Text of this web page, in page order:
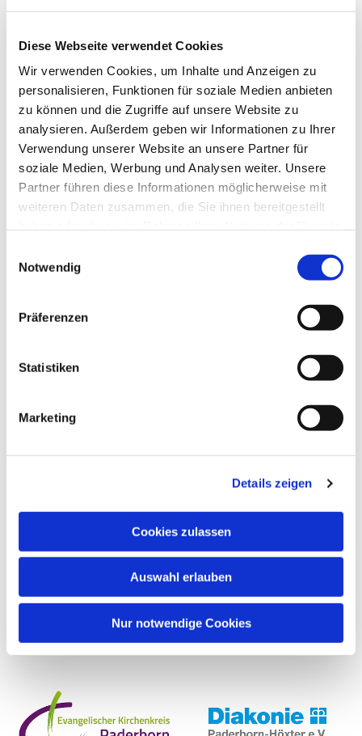
Diese Webseite verwendet Cookies
Wir verwenden Cookies, um Inhalte und Anzeigen zu
personalisieren, Funktionen für soziale Medien anbieten
zu können und die Zugriffe auf unsere Website zu
analysieren. Außerdem geben wir Informationen zu Ihrer
Verwendung unserer Website an unsere Partner für
soziale Medien, Werbung und Analysen weiter. Unsere
Partner führen diese Informationen möglicherweise mit
weiteren Daten zusammen, die Sie ihnen bereitgestellt
Notwendig
Präferenzen
Statistiken
Marketing
Details zeigen
Cookies zulassen
Auswahl erlauben
Nur notwendige Cookies